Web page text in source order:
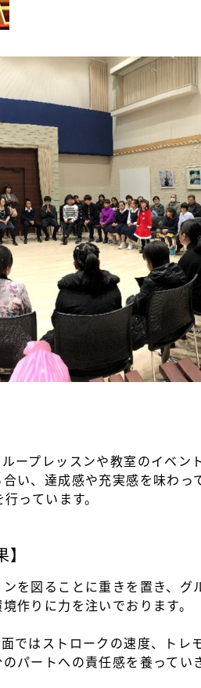
ープレッスンや教室のイベン
い、達成感や充実感を味わ
っています。
を図ることに重きを置き、
作りに力を注いでおります。
ではストロークの速度、トレ
パートへの責任感を養ってい